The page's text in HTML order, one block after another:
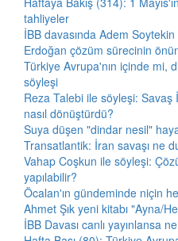
tahliyeler
İBB davasında Adem
Erdoğan çözüm sürecinin
Türkiye Avrupa'nın içinde mi,
söyleşi
Reza Talebi ile söyleşi:
nasıl dönüştürdü?
Suya düşen "dindar nesil"
Transatlantik: İran savaşı ne
Vahap Coşkun ile söyleşi:
yapılabilir?
Öcalan'ın gündeminde niçin
Ahmet Şık yeni kitabı "Ayna/
İBB Davası canlı yayınlansa